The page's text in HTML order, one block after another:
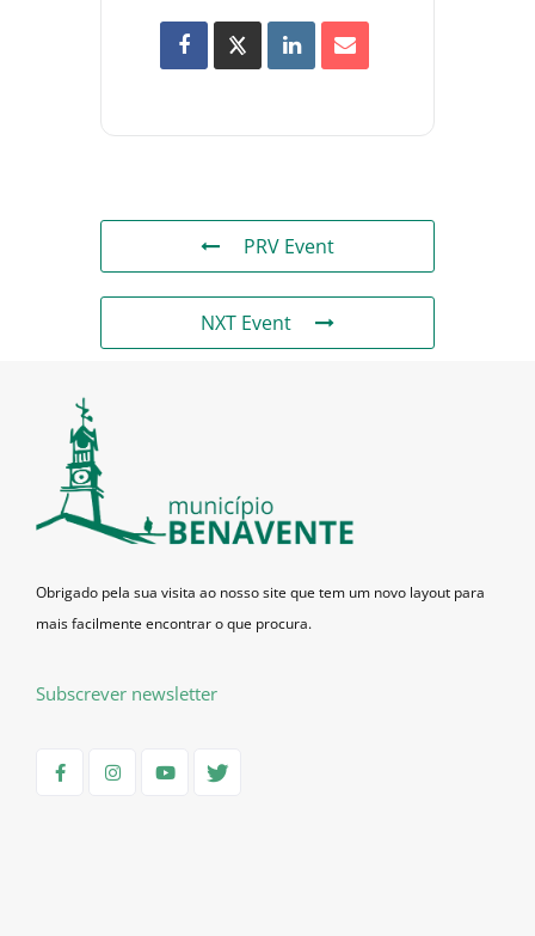
PRV Event
NXT Event
Obrigado pela sua visita ao nosso site que tem um novo layout para
mais facilmente encontrar o que procura.
Subscrever newsletter